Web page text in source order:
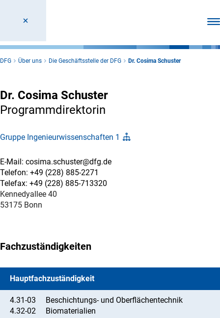
DFG Über uns Die Geschäftsstelle der DFG Dr. Cosima Schuster
Dr. Cosima Schuster
Programmdirektorin
Gruppe Ingenieurwissenschaften 1
E-Mail: cosima.schuster@dfg.de
Telefon: +49 (228) 885-2271
Telefax: +49 (228) 885-713320
Kennedyallee 40
53175 Bonn
Fachzuständigkeiten
Hauptfachzuständigkeit
4.31-03
Beschichtungs- und Oberflächentechnik
4.32-02
Biomaterialien